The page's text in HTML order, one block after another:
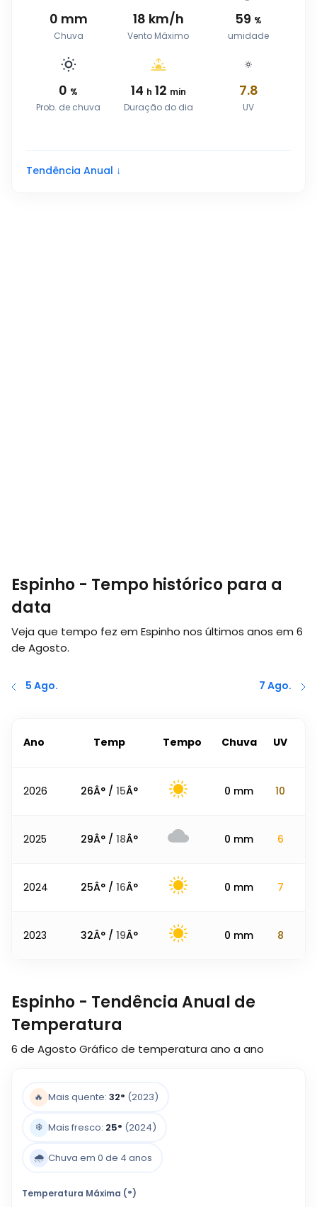
0 mm
Chuva
18 km/h
Vento Máximo
59 %
umidade
0 %
Prob. de chuva
14 h 12 min
Duração do dia
7.8
UV
Tendência Anual ↓
Espinho - Tempo histórico para a
data
Veja que tempo fez em Espinho nos últimos anos em 6
de Agosto.
5 Ago. 7 Ago.
Ano Temp Tempo Chuva UV
2026 26Â° / 15Â° 0 mm 10
2025 29Â° / 18Â° 0 mm 6
2024 25Â° / 16Â° 0 mm 7
2023 32Â° / 19Â° 0 mm 8
Espinho - Tendência Anual de
Temperatura
6 de Agosto Gráfico de temperatura ano a ano
🔥 Mais quente: 32° (2023)
❄️ Mais fresco: 25° (2024)
🌧️ Chuva em 0 de 4 anos
Temperatura Máxima (°)